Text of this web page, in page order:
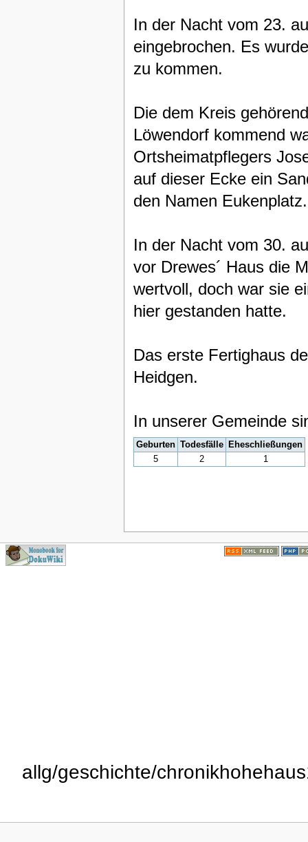
In der Nacht vom 23.
eingebrochen. Es
zu kommen.
Die dem Kreis
Löwendorf kommend
Ortsheimatpflegers
auf dieser Ecke ein
den Namen Eukenplatz.
In der Nacht vom 30.
vor Drewes´ Haus die
wertvoll, doch war sie
hier gestanden hatte.
Das erste Fertighaus
Heidgen.
In unserer Gemeinde
Geburten Todesfälle
Eheschließungen
5
2 1
allg/geschichte/